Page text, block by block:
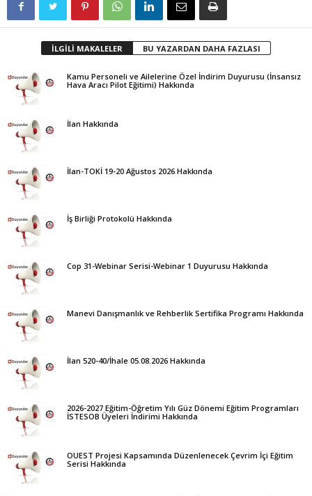
İLGİLİ MAKALELER BU YAZARDAN DAHA FAZLASI
Kamu Personeli ve Ailelerine Özel İndirim Duyurusu (İnsansız
Hava Aracı Pilot Eğitimi) Hakkında
İlan Hakkında
İlan-TOKİ 19-20 Ağustos 2026 Hakkında
İş Birliği Protokolü Hakkında
Cop 31-Webinar Serisi-Webinar 1 Duyurusu Hakkında
Manevi Danışmanlık ve Rehberlik Sertifika Programı Hakkında
İlan 520-40/İhale 05.08.2026 Hakkında
2026-2027 Eğitim-Öğretim Yılı Güz Dönemi Eğitim Programları
İSTESOB Üyeleri İndirimi Hakkında
OUEST Projesi Kapsamında Düzenlenecek Çevrim İçi Eğitim
Serisi Hakkında